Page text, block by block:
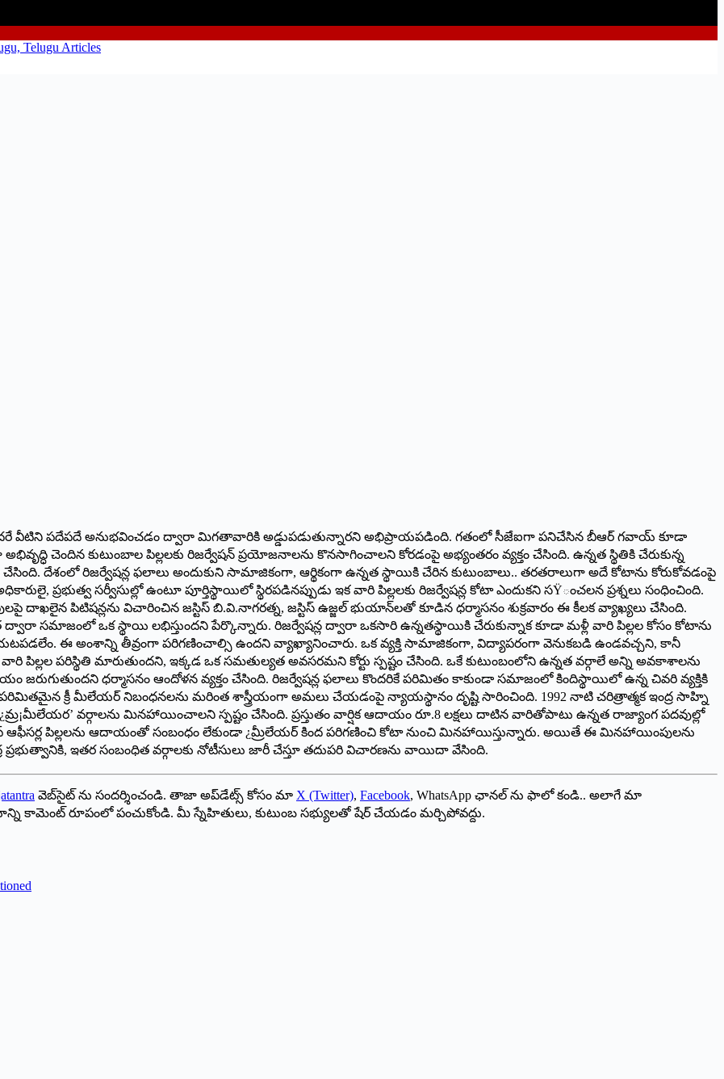
కొందరే వీటిని పదేపదే అనుభవించడం ద్వారా మిగతావారికి అడ్డుపడుతున్నారని అభిప్రాయపడింది. గతంలో సీజేఐగా పనిచేసిన బీఆర్ గవాయ్ కూడా
చెందిన కుటుంబాల పిల్లలకు రిజర్వేషన్ ప్రయోజనాలను కొనసాగించాలని కోరడంపై అభ్యంతరం వ్యక్తం చేసింది. ఉన్నత స్థితికి చేరుకున్న
దేశంలో రిజర్వేషన్ల ఫలాలు అందుకుని సామాజికంగా, ఆర్థికంగా ఉన్నత స్థాయికి చేరిన కుటుంబాలు.. తరతరాలుగా అదే కోటాను కోరుకోవడంపై
అధికారులై, ప్రభుత్వ సర్వీసుల్లో ఉంటూ పూర్తిస్థాయిలో స్థిరపడినప్పుడు ఇక వారి పిల్లలకు రిజర్వేషన్ల కోటా ఎందుకని సŸంచలన ప్రశ్నలు సంధించింది.
దాఖలైన పిటిషన్లను విచారించిన జస్టిస్ బి.వి.నాగరత్న, జస్టిస్ ఉజ్జల్ భుయాన్‌లతో కూడిన ధర్మాసనం శుక్రవారం ఈ కీలక వ్యాఖ్యలు చేసింది.
సమాజంలో ఒక స్థాయి లభిస్తుందని పేర్కొన్నారు. రిజర్వేషన్ల ద్వారా ఒకసారి ఉన్నతస్థాయికి చేరుకున్నాక కూడా మళ్లీ వారి పిల్లల కోసం కోటాను
ఈ అంశాన్ని తీవ్రంగా పరిగణించాల్సి ఉందని వ్యాఖ్యానించారు. ఒక వ్యక్తి సామాజికంగా, విద్యాపరంగా వెనుకబడి ఉండవచ్చని, కానీ
వారి పిల్లల పరిస్థితి మారుతుందని, ఇక్కడ ఒక సమతుల్యత అవసరమని కోర్టు స్పష్టం చేసింది. ఒకే కుటుంబంలోని ఉన్నత వర్గాలే అన్ని అవకాశాలను
జరుగుతుందని ధర్మాసనం ఆందోళన వ్యక్తం చేసింది. రిజర్వేషన్ల ఫలాలు కొందరికే పరిమితం కాకుండా సమాజంలో కిందిస్థాయిలో ఉన్న చివరి వ్యక్తికి
క్రీ మీలేయర్ నిబంధనలను మరింత శాస్త్రీయంగా అమలు చేయడంపై న్యాయస్థానం దృష్టి సారించింది. 1992 నాటి చరిత్రాత్మక ఇంద్ర సాహ్ని
’¿మ్ర¡మీలేయర’ వర్గాలను మినహాయించాలని స్పష్టం చేసింది. ప్రస్తుతం వార్షిక ఆదాయం రూ.8 లక్షలు దాటిన వారితోపాటు ఉన్నత రాజ్యాంగ పదవుల్లో
పిల్లలను ఆదాయంతో సంబంధం లేకుండా ¿మ్రీలేయర్ కింద పరిగణించి కోటా నుంచి మినహాయిస్తున్నారు. అయితే ఈ మినహాయింపులను
ప్రభుత్వానికి, ఇతర సంబంధిత వర్గాలకు నోటీసులు జారీ చేస్తూ తదుపరి విచారణను వాయిదా వేసింది.
వెబ్‌సైట్ ను సందర్శించండి. తాజా అప్‌డేట్స్ కోసం మా X (Twitter), Facebook, WhatsApp ఛానల్ ను ఫాలో కండి.. అలాగే మా
కామెంట్ రూపంలో పంచుకోండి. మీ స్నేహితులు, కుటుంబ సభ్యులతో షేర్ చేయడం మర్చిపోవద్దు.